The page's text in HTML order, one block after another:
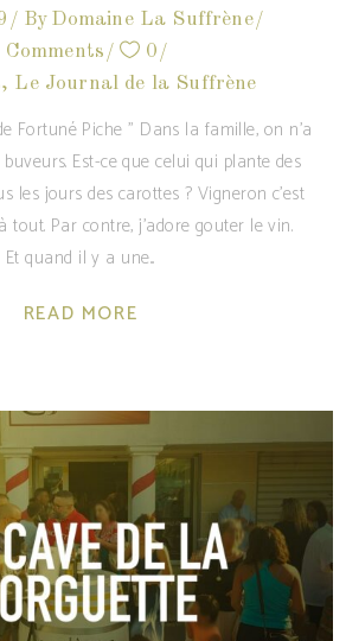
By Domaine La Suffrène
Comments
0
, Le Journal de la Suffrène
Fortuné Piche " Dans la famille, on n’a
Est-ce que celui qui plante des
les jours des carottes ? Vigneron c’est
Par contre, j’adore gouter le vin.
Et quand il y a une
READ MORE